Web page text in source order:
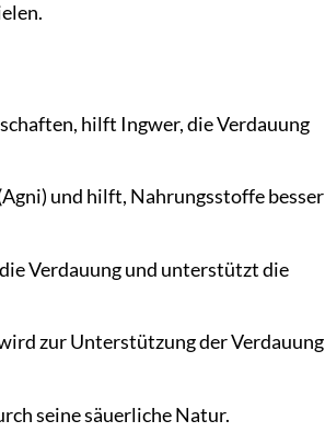
hilft Ingwer, die Verdauung
und hilft, Nahrungsstoffe besser
Verdauung und unterstützt die
zur Unterstützung der Verdauung
seine säuerliche Natur.